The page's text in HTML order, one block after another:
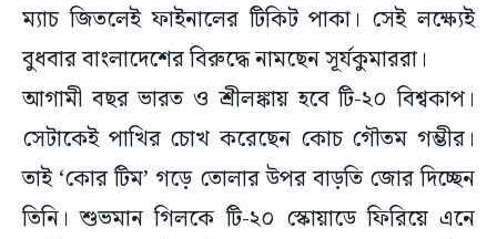
ম্যাচ জিতলেই ফাইনালের টিকিট পাকা। সেই লক্ষ্যেই
বুধবার বাংলাদেশের বিরুদ্ধে নামছেন সূর্যকুমাররা।
আগামী বছর ভারত ও শ্রীলঙ্কায় হবে টি-২০ বিশ্বকাপ।
সেটাকেই পাখির চোখ করেছেন কোচ গৌতম গম্ভীর।
তাই ‘কোর টিম’ গড়ে তোলার উপর বাড়তি জোর দিচ্ছেন
তিনি। শুভমান গিলকে টি-২০ স্কোয়াডে ফিরিয়ে এনে